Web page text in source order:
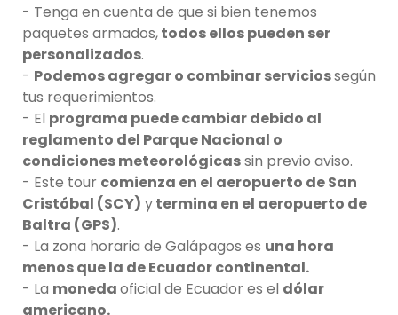
- Tenga en cuenta de que si bien tenemos
paquetes armados,todos ellos pueden ser
personalizados.
- Podemos agregar o combinar serviciossegún
tus requerimientos.
- El programa puede cambiar debido al
reglamento del Parque Nacional o
condiciones meteorológicassin previo aviso.
- Este tour comienza en el aeropuerto de San
Cristóbal (SCY) ytermina en el aeropuerto de
Baltra (GPS).
- La zona horaria de Galápagos es una hora
menos que la de Ecuador continental.
- La monedaoficial de Ecuador es el dólar
americano.